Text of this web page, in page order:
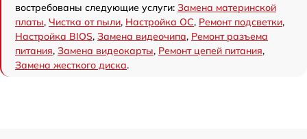
востребованы следующие услуги: Замена материнской
платы, Чистка от пыли, Настройка ОС, Ремонт подсветки,
Настройка BIOS, Замена видеочипа, Ремонт разъема
питания, Замена видеокарты, Ремонт цепей питания,
Замена жесткого диска.